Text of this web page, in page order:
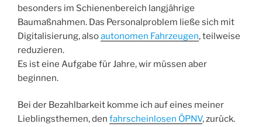
besonders im Schienenbereich langjährige
Baumaßnahmen. Das Personalproblem ließe sich mit
Digitalisierung, alsoautonomen Fahrzeugen, teilweise
reduzieren.
Es ist eine Aufgabe für Jahre, wir müssen aber
beginnen.
Bei der Bezahlbarkeit komme ich auf eines meiner
Lieblingsthemen, den fahrscheinlosen ÖPNV, zurück.